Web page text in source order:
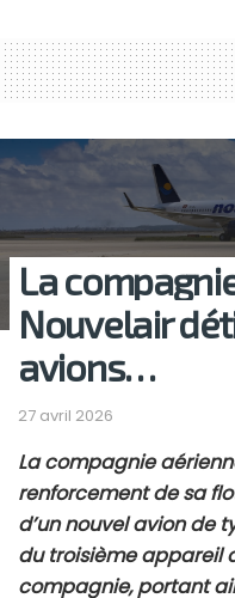
La
Nouvelair
avions…
27 avril 2026
La compagnie
renforcement de sa
d’un nouvel avion de
du troisième appareil
compagnie, portant